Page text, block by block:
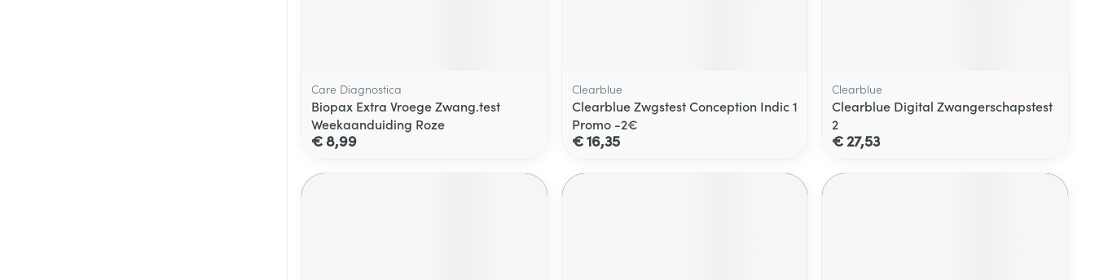
Care Diagnostica
Biopax Extra Vroege Zwang.test
Weekaanduiding Roze
€ 8,99
Clearblue
Clearblue Zwgstest Conception Indic 1
Promo -2€
€ 16,35
Clearblue
Clearblue Digital Zwangerschapstest
2
€ 27,53